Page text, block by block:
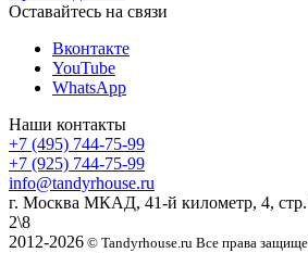
Оставайтесь на связи
Вконтакте
YouTube
WhatsApp
Наши контакты
+7 (495) 744-75-99
+7 (925) 744-75-99
info@tandyrhouse.ru
г. Москва МКАД, 41-й километр, 4, стр.
2\8
2012-2026 © Tandyrhouse.ru Все права